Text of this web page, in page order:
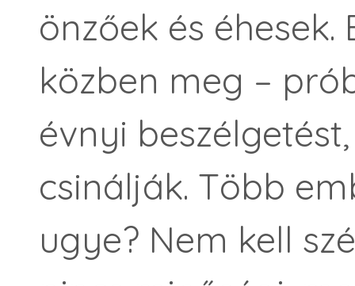
önzőek és éhesek.
közben meg –
évnyi
csinálják. Több
ugye? Nem kell